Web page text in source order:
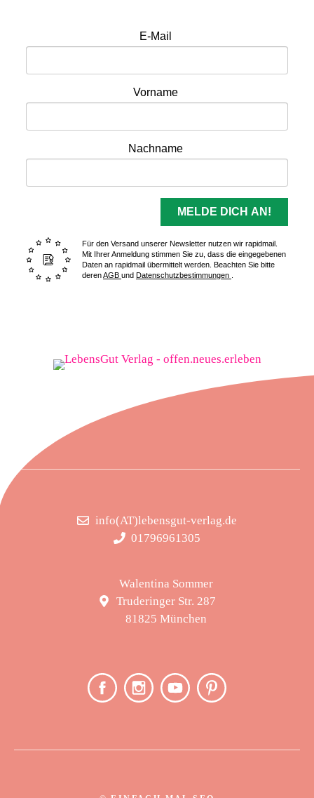
E-Mail
Vorname
Nachname
MELDE DICH AN!
Für den Versand unserer Newsletter nutzen wir rapidmail.
Mit Ihrer Anmeldung stimmen Sie zu, dass die eingegebenen
Daten an rapidmail übermittelt werden. Beachten Sie bitte
derenAGB und Datenschutzbestimmungen
info(AT)lebensgut-verlag.de
01796961305
Walentina Sommer
Truderinger Str. 287
81825 München